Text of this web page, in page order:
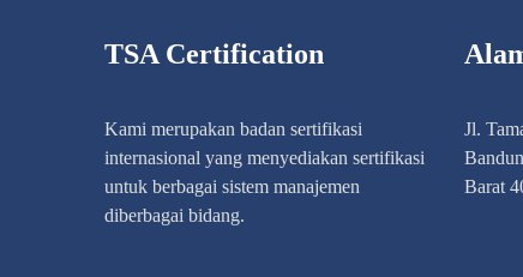
TSA Certification
Kami merupakan badan sertifikasi
internasional yang menyediakan sertifikasi
untuk berbagai sistem manajemen
diberbagai bidang.
Jl.
Barat